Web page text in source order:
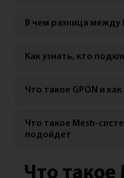
В чем разница между
Как узнать, кто
Что такое GPON и
Что такое Mesh-
подойдет
Что такое